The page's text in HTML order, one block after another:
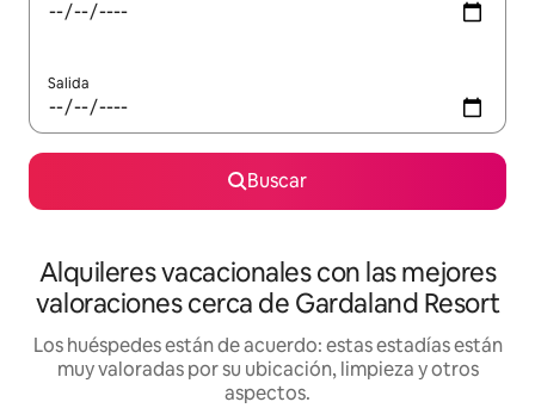
Salida
Buscar
Alquileres vacacionales con las mejores
valoraciones cerca de Gardaland Resort
Los huéspedes están de acuerdo: estas estadías están
muy valoradas por su ubicación, limpieza y otros
aspectos.